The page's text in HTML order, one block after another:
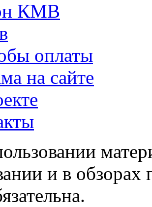
КМВ
оплаты
на сайте
и в обзорах